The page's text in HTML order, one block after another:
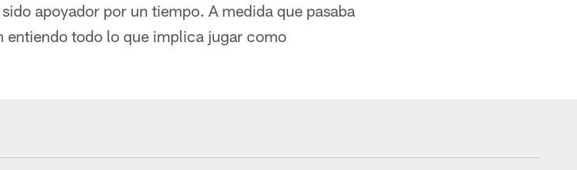
apoyador por un tiempo. A medida que pasaba
entiendo todo lo que implica jugar como